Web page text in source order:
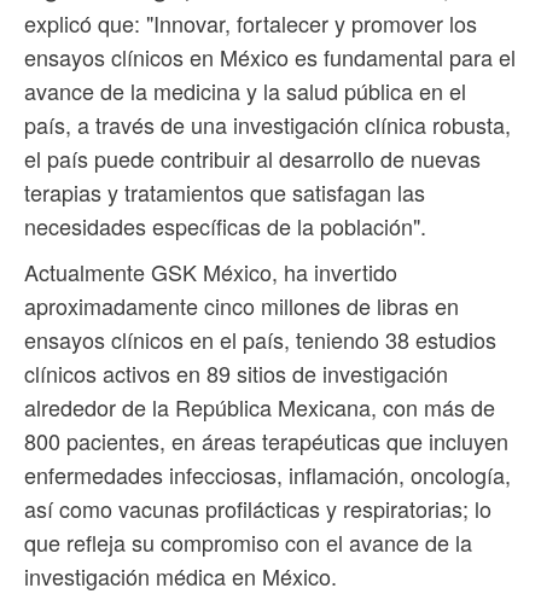
explicó que: "Innovar, fortalecer y promover los
ensayos clínicos en México es fundamental para el
avance de la medicina y la salud pública en el
país, a través de una investigación clínica robusta,
el país puede contribuir al desarrollo de nuevas
terapias y tratamientos que satisfagan las
necesidades específicas de la población".
Actualmente GSK México, ha invertido
aproximadamente cinco millones de libras en
ensayos clínicos en el país, teniendo 38 estudios
clínicos activos en 89 sitios de investigación
alrededor de la República Mexicana, con más de
800 pacientes, en áreas terapéuticas que incluyen
enfermedades infecciosas, inflamación, oncología,
así como vacunas profilácticas y respiratorias; lo
que refleja su compromiso con el avance de la
investigación médica en México.